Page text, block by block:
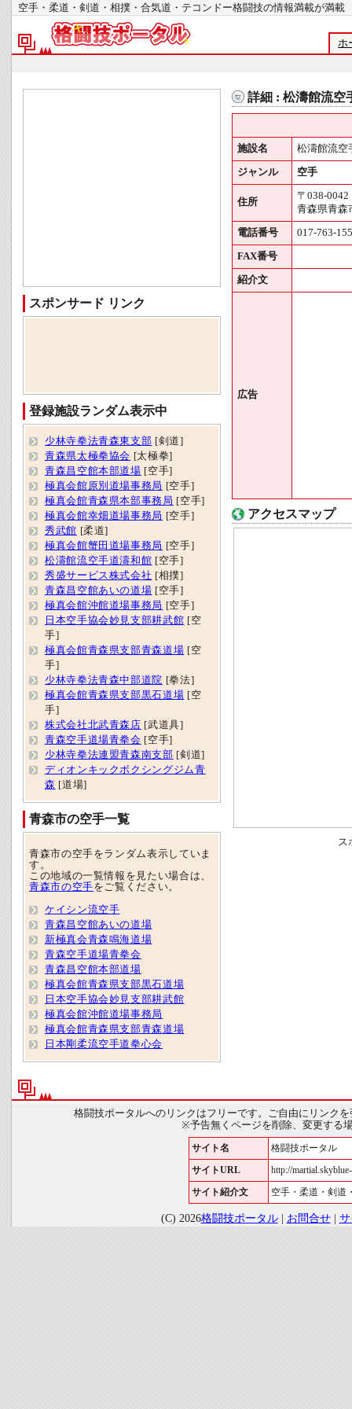
空手・柔道・剣道・相撲・合気道・テコンドー格闘技の情報満載が
ホ
詳細 : 松濤館流空
施設名 松濤館流空
ジャンル 空手
住所
〒038-0042
青森県青森
電話番号 017-763-
FAX番号
紹介文
広告
アクセスマップ
ス
スポンサード リンク
登録施設ランダム表示中
少林寺拳法青森東支部 [剣道]
青森県太極拳協会 [太極拳]
青森昌空館本部道場 [空手]
極真会館原別道場事務局 [空手]
極真会館青森県本部事務局 [空手]
極真会館幸畑道場事務局 [空手]
秀武館 [柔道]
極真会館蟹田道場事務局 [空手]
松濤館流空手道濤和館 [空手]
秀盛サービス株式会社 [相撲]
青森昌空館あいの道場 [空手]
極真会館沖館道場事務局 [空手]
日本空手協会妙見支部耕武館 [空
手]
極真会館青森県支部青森道場 [空
手]
少林寺拳法青森中部道院 [拳法]
極真会館青森県支部黒石道場 [空
手]
株式会社北武青森店 [武道具]
青森空手道場青拳会 [空手]
少林寺拳法連盟青森南支部 [剣道]
ディオンキックボクシングジム青
森 [道場]
青森市の空手一覧
青森市の空手をランダム表示していま
す。
この地域の一覧情報を見たい場合は、
青森市の空手をご覧ください。
ケイシン流空手
青森昌空館あいの道場
新極真会青森鳴海道場
青森空手道場青拳会
青森昌空館本部道場
極真会館青森県支部黒石道場
日本空手協会妙見支部耕武館
極真会館沖館道場事務局
極真会館青森県支部青森道場
日本剛柔流空手道拳心会
格闘技ポータルへのリンクはフリーです。ご自由にリンク
※予告無くページを削除、変更する
サイト名 格闘技ポータル
サイトURL http://
サイト紹介文 空手・柔道・剣道
(C) 2026格闘技ポータル| お問合せ|